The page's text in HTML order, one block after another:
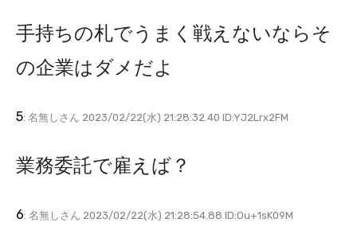
手持ちの札でうまく戦えないならそ
の企業はダメだよ
5: 名無しさん 2023/02/22(水) 21:28:32.40 ID:YJ2Lrx2FM
業務委託で雇えば？
6: 名無しさん 2023/02/22(水) 21:28:54.88 ID:Ou+1sK09M